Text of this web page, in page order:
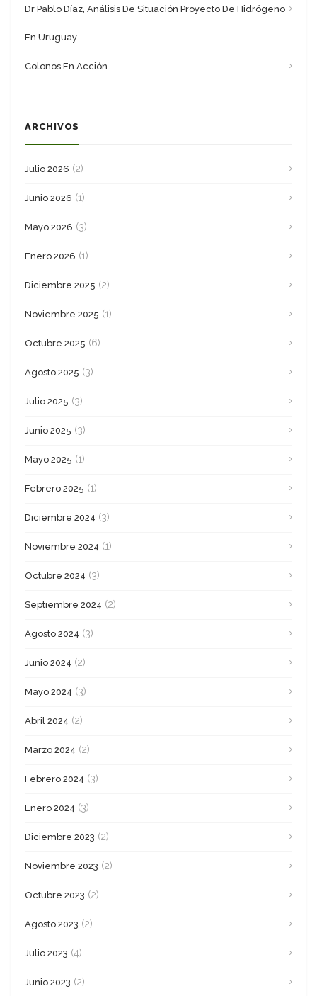
Dr Pablo Díaz, Análisis De Situación Proyecto De Hidrógeno
En Uruguay
Colonos En Acción
ARCHIVOS
Julio 2026 (2)
Junio 2026 (1)
Mayo 2026 (3)
Enero 2026 (1)
Diciembre 2025 (2)
Noviembre 2025 (1)
Octubre 2025 (6)
Agosto 2025 (3)
Julio 2025 (3)
Junio 2025 (3)
Mayo 2025 (1)
Febrero 2025 (1)
Diciembre 2024 (3)
Noviembre 2024 (1)
Octubre 2024 (3)
Septiembre 2024 (2)
Agosto 2024 (3)
Junio 2024 (2)
Mayo 2024 (3)
Abril 2024 (2)
Marzo 2024 (2)
Febrero 2024 (3)
Enero 2024 (3)
Diciembre 2023 (2)
Noviembre 2023 (2)
Octubre 2023 (2)
Agosto 2023 (2)
Julio 2023 (4)
Junio 2023 (2)